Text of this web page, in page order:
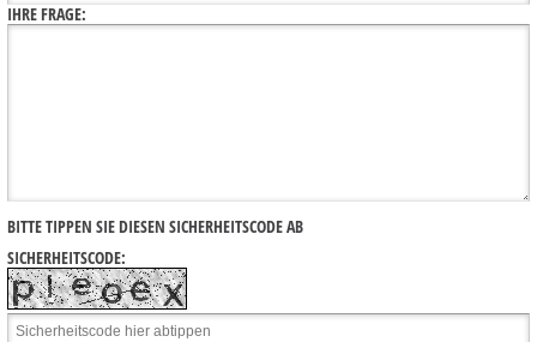
IHRE FRAGE:
BITTE TIPPEN SIE DIESEN SICHERHEITSCODE AB
SICHERHEITSCODE: